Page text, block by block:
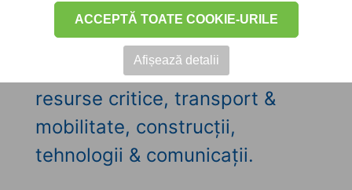
ACCEPTĂ TOATE COOKIE-URILE
Afișează detalii
de soluții este conceput pentru
a răspunde nevoilor din
sectoarele cheie: energie &
resurse critice, transport &
mobilitate, construcții,
tehnologii & comunicații.